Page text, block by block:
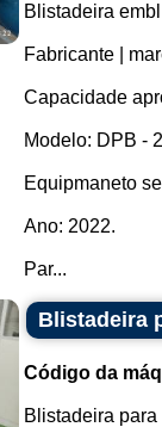
Blistadeira
Fabricante |
Capacidade
Modelo: DPB -
Equipmaneto
Ano: 2022.
Par...
Blistadeira
Código da
Blistadeira